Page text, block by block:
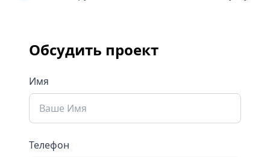
Обсудить проект
Имя
Телефон